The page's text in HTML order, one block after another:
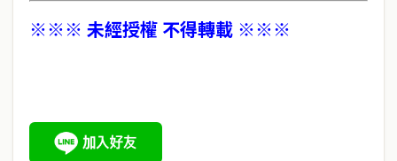
※※※ 未經授權 不得轉載 ※※※